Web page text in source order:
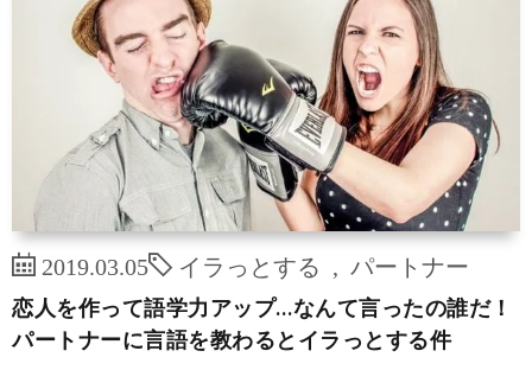
2019.03.05 イラっとする パートナー
恋人を作って語学力アップ…なんて言ったの誰だ！
パートナーに言語を教わるとイラっとする件